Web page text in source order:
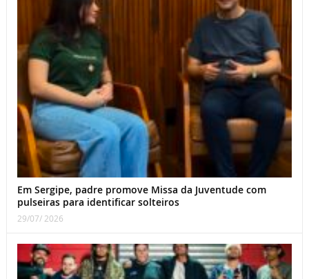
Em Sergipe, padre promove Missa da Juventude com
pulseiras para identificar solteiros
29/07/ 2026